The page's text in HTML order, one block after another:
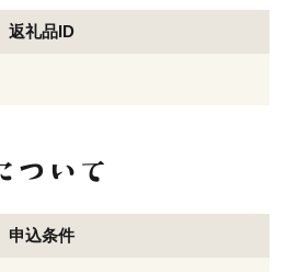
返礼品ID
申込条件